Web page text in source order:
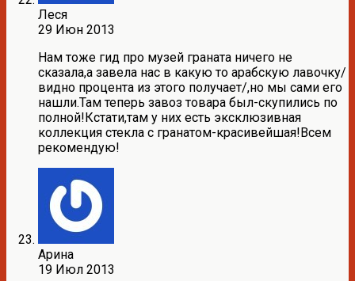
Леся
29 Июн 2013
Нам тоже гид про музей граната ничего не
сказала,а завела нас в какую то арабскую лавочку/
видно процента из этого получает/,но мы сами его
нашли.Там теперь завоз товара был-скупились по
полной!Кстати,там у них есть эксклюзивная
коллекция стекла с гранатом-красивейшая!Всем
рекомендую!
Арина
19 Июл 2013